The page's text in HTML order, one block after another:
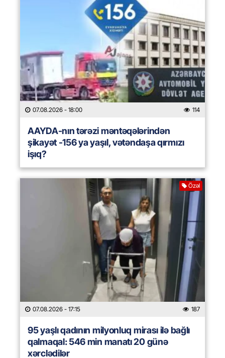
07.08.2026 - 18:00 114
AAYDA-nın tərəzi məntəqələrindən
şikayət -156 ya yaşıl, vətəndaşa qırmızı
işıq?
Özəl
07.08.2026 - 17:15 187
95 yaşlı qadının milyonluq mirası ilə bağlı
qalmaqal: 546 min manatı 20 günə
xərclədilər